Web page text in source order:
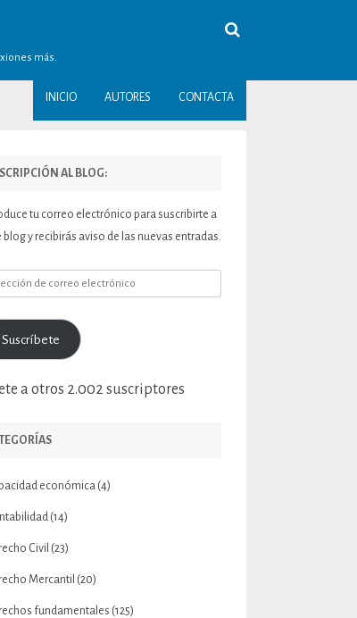
más.
INICIO AUTORES CONTACTA
AL BLOG:
tu correo electrónico para suscribirte a
blog y recibirás aviso de las nuevas entradas.
Suscríbete
a otros 2.002 suscriptores
económica(4)
(14)
Civil (23)
Mercantil (20)
fundamentales (125)